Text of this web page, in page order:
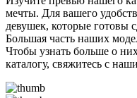
мечты. Для вашего
девушек, которые готовы
Большая часть наших
Чтобы узнать больше о
каталогу, свяжитесь с